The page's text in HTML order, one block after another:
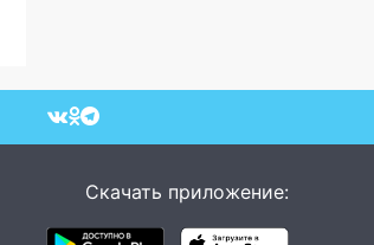
Скачать приложение: